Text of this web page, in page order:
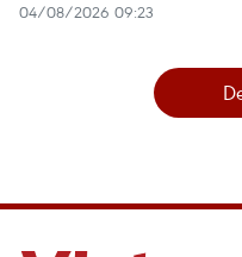
04/08/2026 09:23